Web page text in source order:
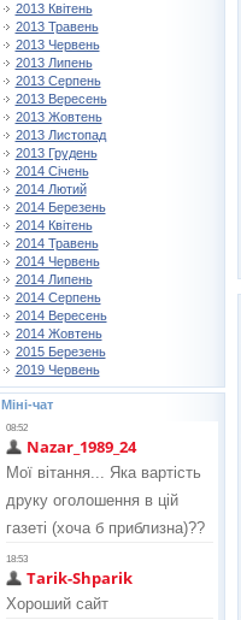
2013 Квітень
2013 Травень
2013 Червень
2013 Липень
2013 Серпень
2013 Вересень
2013 Жовтень
2013 Листопад
2013 Грудень
2014 Січень
2014 Лютий
2014 Березень
2014 Квітень
2014 Травень
2014 Червень
2014 Липень
2014 Серпень
2014 Вересень
2014 Жовтень
2015 Березень
2019 Червень
Міні-чат